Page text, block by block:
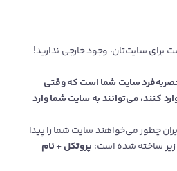
برای سایت‌تان، وجود خارجی ندارید!
سایت شما است که وقتی
کنند، می‌توانند به سایت شما وارد
چطور می‌خواهند سایت شما را پیدا
زیر ساخته شده است: پروتکل +‌ نام